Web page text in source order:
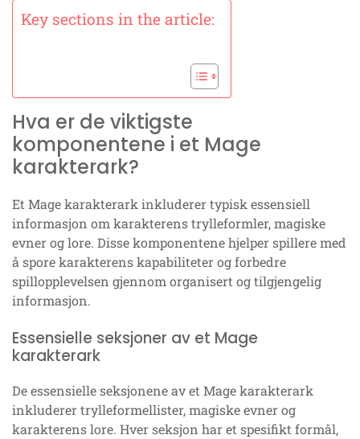
Key sections in the article:
Hva er de viktigste
komponentene i et Mage
karakterark?
Et Mage karakterark inkluderer typisk essensiell
informasjon om karakterens trylleformler, magiske
evner og lore. Disse komponentene hjelper spillere med
å spore karakterens kapabiliteter og forbedre
spillopplevelsen gjennom organisert og tilgjengelig
informasjon.
Essensielle seksjoner av et Mage
karakterark
De essensielle seksjonene av et Mage karakterark
inkluderer trylleformellister, magiske evner og
karakterens lore. Hver seksjon har et spesifikt formål,